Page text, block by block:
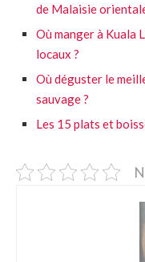
de Malaisie
Où manger à Kuala
locaux ?
Où déguster le
sauvage ?
Les 15 plats et